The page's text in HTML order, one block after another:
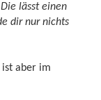
lässt einen
dir nur nichts
aber im